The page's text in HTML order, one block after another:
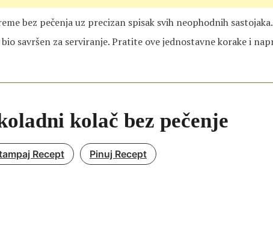
bez pečenja uz precizan spisak svih neophodnih
savršen za serviranje. Pratite ove jednostavne korake i
kolač bez pečenje
Recept Pinuj Recept